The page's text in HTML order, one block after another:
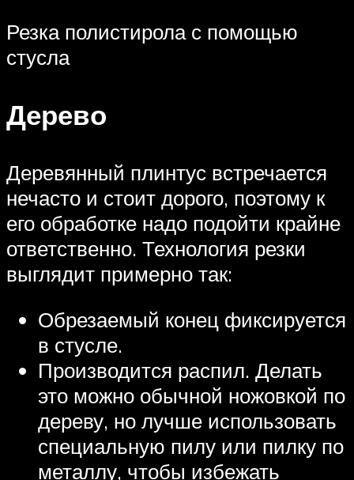
Резка полистирола с помощью
стусла
Дерево
Деревянный плинтус встречается
нечасто и стоит дорого, поэтому к
его обработке надо подойти крайне
ответственно. Технология резки
выглядит примерно так:
Обрезаемый конец фиксируется
в стусле.
Производится распил. Делать
это можно обычной ножовкой по
дереву, но лучше использовать
специальную пилу или пилку по
металлу, чтобы избежать